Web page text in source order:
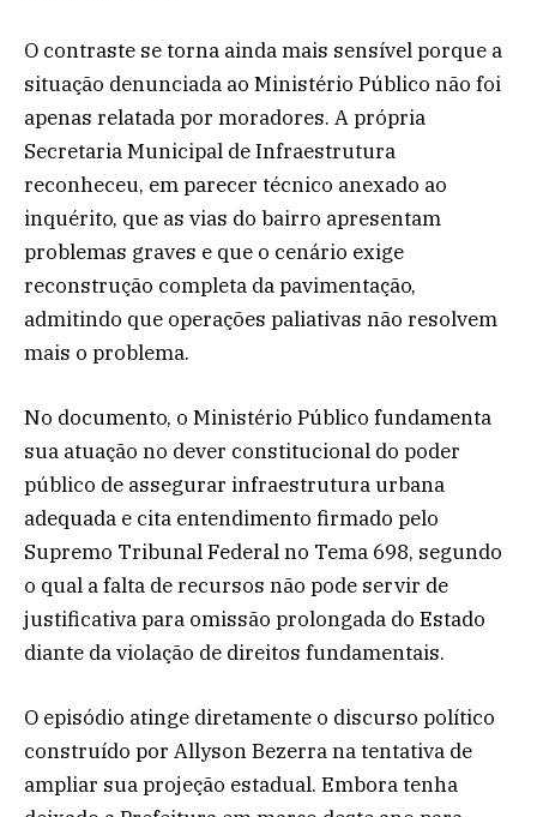
O contraste se torna ainda mais sensível porque a
situação denunciada ao Ministério Público não foi
apenas relatada por moradores. A própria
Secretaria Municipal de Infraestrutura
reconheceu, em parecer técnico anexado ao
inquérito, que as vias do bairro apresentam
problemas graves e que o cenário exige
reconstrução completa da pavimentação,
admitindo que operações paliativas não resolvem
mais o problema.
No documento, o Ministério Público fundamenta
sua atuação no dever constitucional do poder
público de assegurar infraestrutura urbana
adequada e cita entendimento firmado pelo
Supremo Tribunal Federal no Tema 698, segundo
o qual a falta de recursos não pode servir de
justificativa para omissão prolongada do Estado
diante da violação de direitos fundamentais.
O episódio atinge diretamente o discurso político
construído por Allyson Bezerra na tentativa de
ampliar sua projeção estadual. Embora tenha